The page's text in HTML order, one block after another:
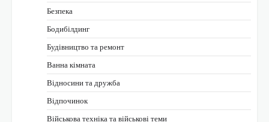
Безпека
Бодибілдинг
Будівництво та ремонт
Ванна кімната
Відносини та дружба
Відпочинок
Військова техніка та військові теми